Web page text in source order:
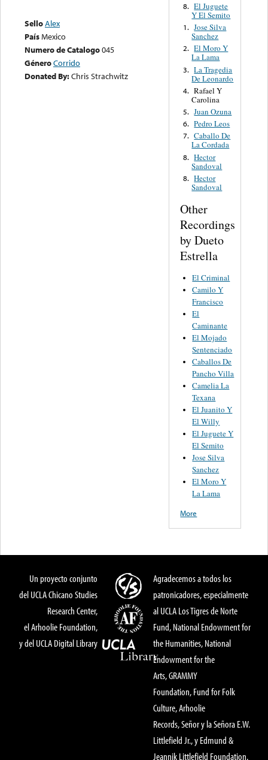
SelloAlex
PaísMexico
Numero de Catalogo045
GéneroCorrido
Donated By:Chris Strachwitz
8. El Juguete
Y El Semito
1. Jose Silva
Sanchez
2. El Moro Y
La Lama
3. La Tragedia
De Leonardo
4. Rafael Y
Carolina
5. Juan Ozuna
6. Pedro Leos
7. Caballo De
La Cordada
8. Hector
Sandoval
8. Hector
Sandoval
Other
Recordings
by Dueto
Estrella
El Criminal
Camilo Y
Francisco
El
Caminante
El Mojado
Sentenciado
Caballos De
Pancho Villa
Camelia La
Texana
El Juanito Y
El Willy
El Juguete Y
El Semito
Jose Silva
Sanchez
El Moro Y
La Lama
More
Un proyecto conjunto
del UCLA Chicano Studies
Research Center,
el Arhoolie Foundation,
y del UCLA Digital Library
Agradecemos a todos los
patronicadores, especialmente
al UCLA Los Tigres de Norte
Fund, National Endowment for
the Humanities, National
Endowment for the
Arts, GRAMMY
Foundation, Fund for Folk
Culture, Arhoolie
Records, Señor y la Señora E.W.
Littlefield Jr., y Edmund &
Jeannik Littlefield Foundation.